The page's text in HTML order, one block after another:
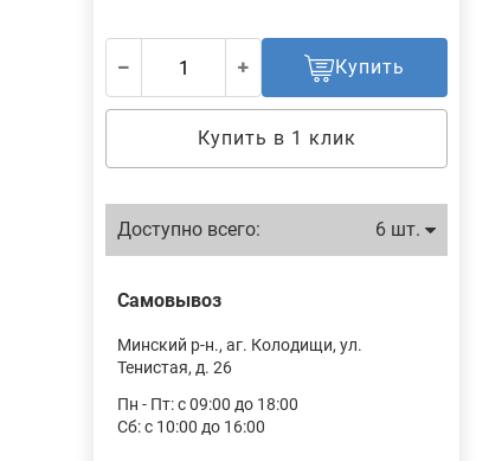
Купить
Купить в 1 клик
Доступно всего: 6 шт.
Самовывоз
Минский р-н., аг. Колодищи, ул.
Тенистая, д. 26
Пн - Пт: с 09:00 до 18:00
Сб: с 10:00 до 16:00